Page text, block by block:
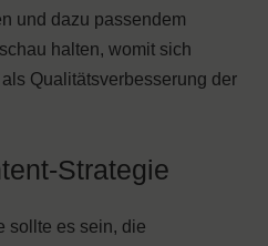
und dazu passendem
halten, womit sich
Qualitätsverbesserung der
Strategie
sollte es sein, die